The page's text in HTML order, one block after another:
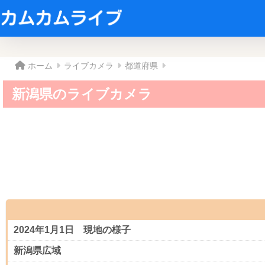
ホーム ライブカメラ 都道府県
新潟県のライブカメラ
2024年1月1日 現地の様子
新潟県広域